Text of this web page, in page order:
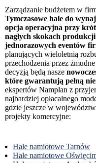
Zarządzanie budżetem w
Tymczasowe hale do
opcja operacyjna przy
nagłych skokach
jednorazowych eventów
planujących wieloletnią
przechodzenia przez
decyzją będą nasze
które gwarantują pełną
ekspertów Namplan z
najbardziej opłacalnego
gdzie jeszcze w
projekty komercyjne:
Hale namiotowe Tarnów
Hale namiotowe